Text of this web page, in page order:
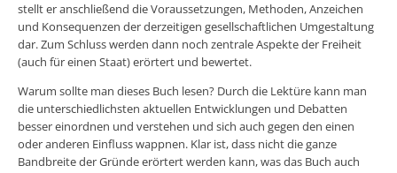
stellt er anschließend die Voraussetzungen, Methoden, Anzeichen
und Konsequenzen der derzeitigen gesellschaftlichen Umgestaltung
dar. Zum Schluss werden dann noch zentrale Aspekte der Freiheit
(auch für einen Staat) erörtert und bewertet.
Warum sollte man dieses Buch lesen? Durch die Lektüre kann man
die unterschiedlichsten aktuellen Entwicklungen und Debatten
besser einordnen und verstehen und sich auch gegen den einen
oder anderen Einfluss wappnen. Klar ist, dass nicht die ganze
Bandbreite der Gründe erörtert werden kann, was das Buch auch